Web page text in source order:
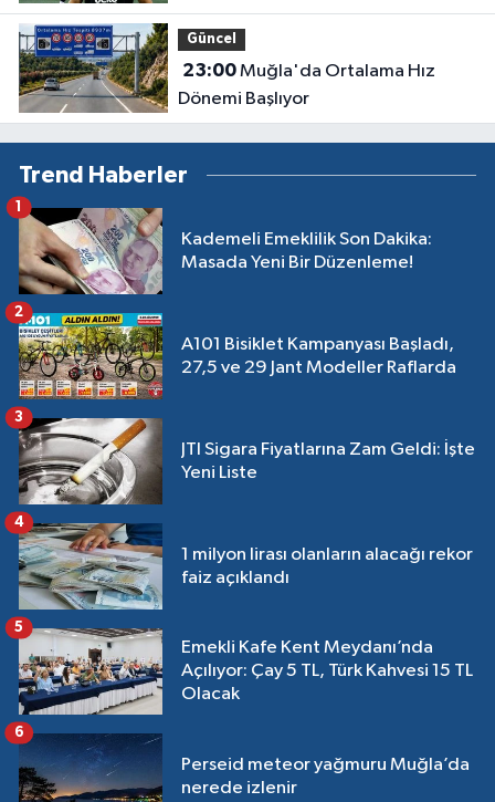
Güncel
23:00Muğla'da Ortalama Hız
Dönemi Başlıyor
Trend Haberler
Kademeli Emeklilik Son Dakika:
Masada Yeni Bir Düzenleme!
1
A101 Bisiklet Kampanyası Başladı,
27,5 ve 29 Jant Modeller Raflarda
2
JTI Sigara Fiyatlarına Zam Geldi: İşte
Yeni Liste
3
1 milyon lirası olanların alacağı rekor
faiz açıklandı
4
Emekli Kafe Kent Meydanı’nda
Açılıyor: Çay 5 TL, Türk Kahvesi 15 TL
Olacak
5
Perseid meteor yağmuru Muğla’da
nerede izlenir
6